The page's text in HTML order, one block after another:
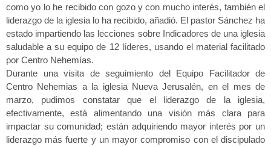
como yo lo he recibido con gozo y con mucho interés, también el
liderazgo de la iglesia lo ha recibido, añadió. El pastor Sánchez ha
estado impartiendo las lecciones sobre Indicadores de una iglesia
saludable a su equipo de 12 líderes, usando el material facilitado
por Centro Nehemías.
Durante una visita de seguimiento del Equipo Facilitador de
Centro Nehemias a la iglesia Nueva Jerusalén, en el mes de
marzo, pudimos constatar que el liderazgo de la iglesia,
efectivamente, está alimentando una visión más clara para
impactar su comunidad; están adquiriendo mayor interés por un
liderazgo más fuerte y un mayor compromiso con el discipulado